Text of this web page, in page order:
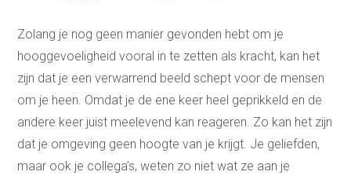
Zolang je nog geen manier gevonden hebt om je
hooggevoeligheid vooral in te zetten als kracht, kan het
zijn dat je een verwarrend beeld schept voor de mensen
om je heen. Omdat je de ene keer heel geprikkeld en de
andere keer juist meelevend kan reageren. Zo kan het zijn
dat je omgeving geen hoogte van je krijgt. Je geliefden,
maar ook je collega’s, weten zo niet wat ze aan je